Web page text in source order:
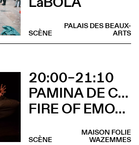
PALAIS DES BEAUX-
ARTS
SCÈNE
20:00–21:10
PAMINA DE COULON
FIRE OF EMOTIONS: Niagara 3000
MAISON FOLIE
WAZEMMES
SCÈNE